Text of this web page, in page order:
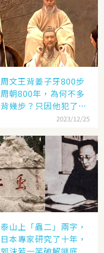
周文王背姜子牙800步
周朝800年，為何不多
背幾步？只因他犯了個
2023/12/25
泰山上「蟲二」兩字，
日本專家研究了十年，